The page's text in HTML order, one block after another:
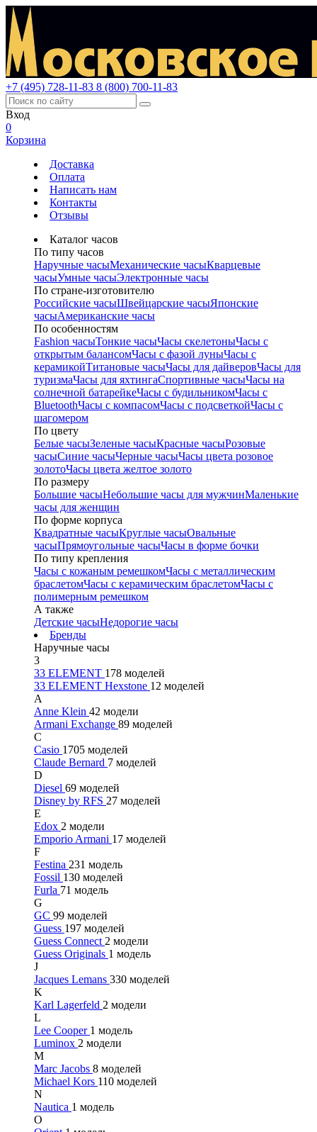
+7 (495) 728-11-83 8 (800) 700-11-83
Вход
0
Корзина
Доставка
Оплата
Написать нам
Контакты
Отзывы
Каталог часов
По типу часов
Наручные часыМеханические часыКварцевые
часыУмные часыЭлектронные часы
По стране-изготовителю
Российские часыШвейцарские часыЯпонские
часыАмериканские часы
По особенностям
Fashion часыТонкие часыЧасы скелетоныЧасы с
открытым балансомЧасы с фазой луныЧасы с
керамикойТитановые часыЧасы для дайверовЧасы для
туризмаЧасы для яхтингаСпортивные часыЧасы на
солнечной батарейкеЧасы с будильникомЧасы с
BluetoothЧасы с компасомЧасы с подсветкойЧасы с
шагомером
По цвету
Белые часыЗеленые часыКрасные часыРозовые
часыСиние часыЧерные часыЧасы цвета розовое
золотоЧасы цвета желтое золото
По размеру
Большие часыНебольшие часы для мужчинМаленькие
часы для женщин
По форме корпуса
Квадратные часыКруглые часыОвальные
часыПрямоугольные часыЧасы в форме бочки
По типу крепления
Часы с кожаным ремешкомЧасы с металлическим
браслетомЧасы с керамическим браслетомЧасы с
полимерным ремешком
А также
Детские часыНедорогие часы
Бренды
Наручные часы
3
33 ELEMENT 178 моделей
33 ELEMENT Hexstone 12 моделей
A
Anne Klein 42 модели
Armani Exchange 89 моделей
C
Casio 1705 моделей
Claude Bernard 7 моделей
D
Diesel 69 моделей
Disney by RFS 27 моделей
E
Edox 2 модели
Emporio Armani 17 моделей
F
Festina 231 модель
Fossil 130 моделей
Furla 71 модель
G
GC 99 моделей
Guess 197 моделей
Guess Connect 2 модели
Guess Originals 1 модель
J
Jacques Lemans 330 моделей
K
Karl Lagerfeld 2 модели
L
Lee Cooper 1 модель
Luminox 2 модели
M
Marc Jacobs 8 моделей
Michael Kors 110 моделей
N
Nautica 1 модель
O